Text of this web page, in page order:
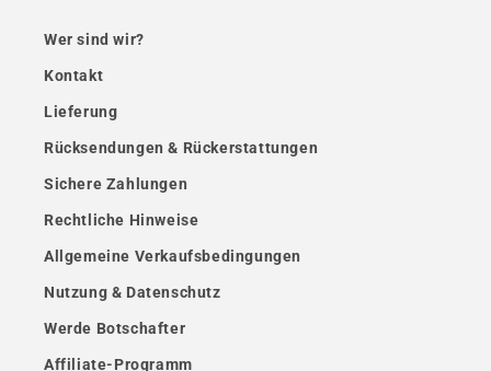
Wer sind wir?
Kontakt
Lieferung
Rücksendungen & Rückerstattungen
Sichere Zahlungen
Rechtliche Hinweise
Allgemeine Verkaufsbedingungen
Nutzung & Datenschutz
Werde Botschafter
Affiliate-Programm